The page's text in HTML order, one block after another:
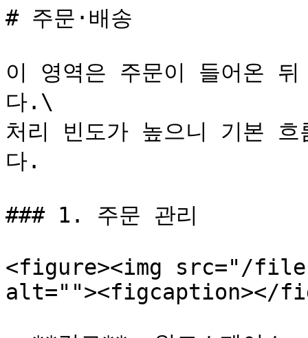
# 주문·배송
이 영역은 주문이 들어온
다.\
처리 빈도가 높으니 기본
다.
### 1. 주문 관리
<figure><img src="/files/
alt=""><figcaption></